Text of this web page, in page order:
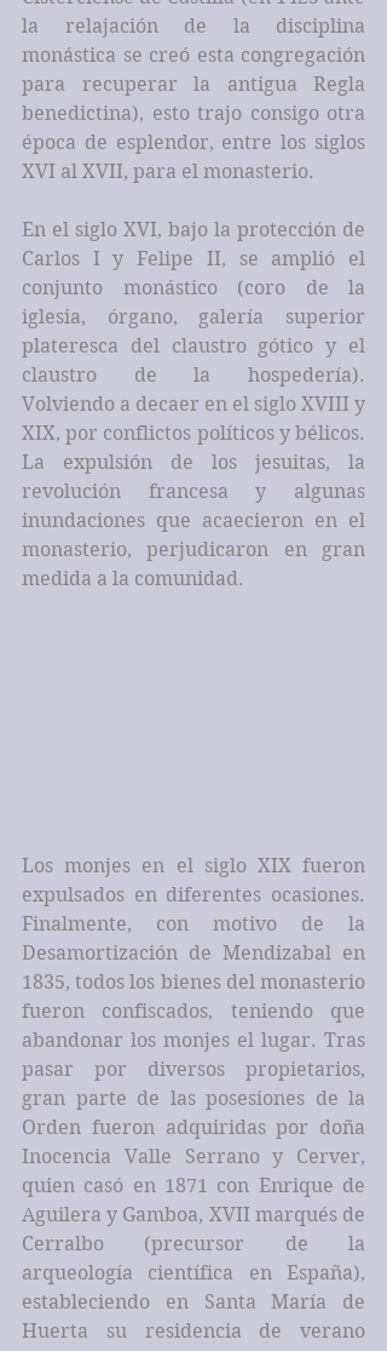
la relajación de la disciplina
monástica se creó esta congregación
para recuperar la antigua Regla
benedictina), esto trajo consigo otra
época de esplendor, entre los siglos
XVI al XVII, para el monasterio.
En el siglo XVI, bajo la protección de
Carlos I y Felipe II, se amplió el
conjunto monástico (coro de la
iglesia, órgano, galería superior
plateresca del claustro gótico y el
claustro de la hospedería).
Volviendo a decaer en el siglo XVIII y
XIX, por conflictos políticos y bélicos.
La expulsión de los jesuitas, la
revolución francesa y algunas
inundaciones que acaecieron en el
monasterio, perjudicaron en gran
medida a la comunidad.
Los monjes en el siglo XIX fueron
expulsados en diferentes ocasiones.
Finalmente, con motivo de la
Desamortización de Mendizabal en
1835, todos los bienes del monasterio
fueron confiscados, teniendo que
abandonar los monjes el lugar. Tras
pasar por diversos propietarios,
gran parte de las posesiones de la
Orden fueron adquiridas por doña
Inocencia Valle Serrano y Cerver,
quien casó en 1871 con Enrique de
Aguilera y Gamboa, XVII marqués de
Cerralbo (precursor de la
arqueología científica en España),
estableciendo en Santa María de
Huerta su residencia de verano